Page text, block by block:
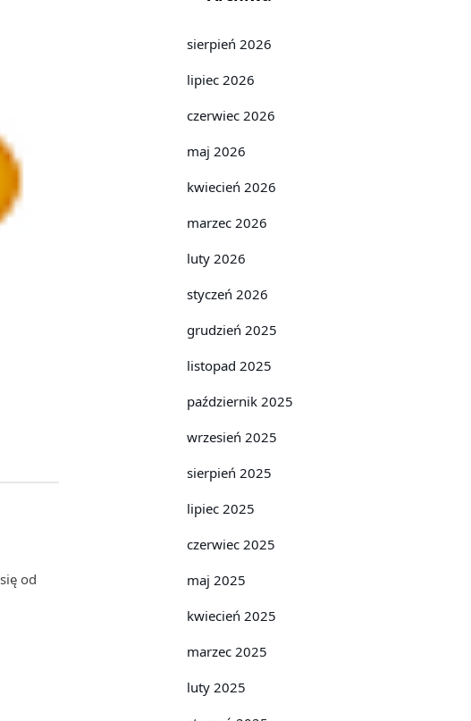
od
sierpień 2026
lipiec 2026
czerwiec 2026
maj 2026
kwiecień 2026
marzec 2026
luty 2026
styczeń 2026
grudzień 2025
listopad 2025
październik 2025
wrzesień 2025
sierpień 2025
lipiec 2025
czerwiec 2025
maj 2025
kwiecień 2025
marzec 2025
luty 2025